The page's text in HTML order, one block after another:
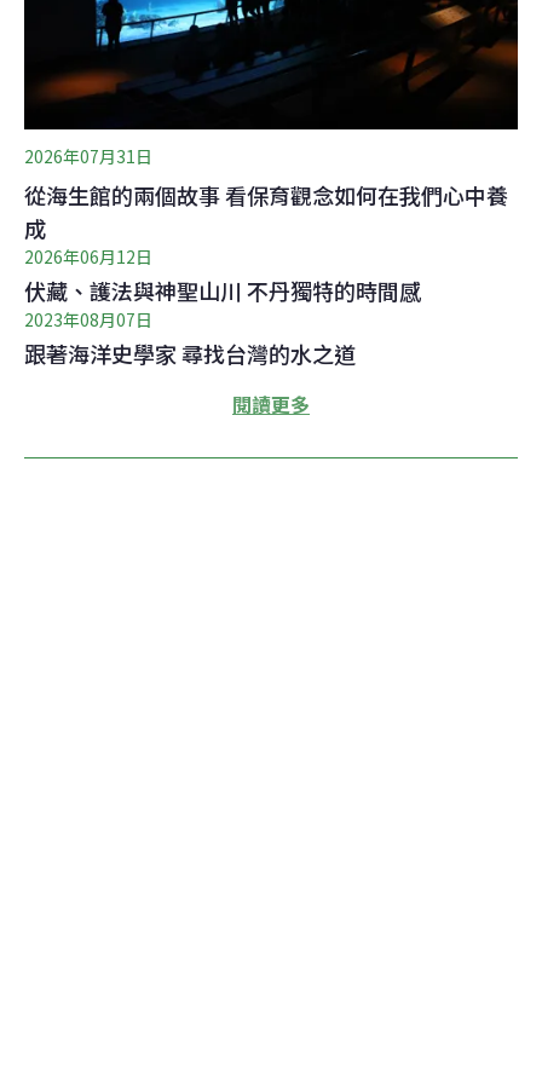
2026年07月31日
從海生館的兩個故事 看保育觀念如何在我們心中養
成
2026年06月12日
伏藏、護法與神聖山川 不丹獨特的時間感
2023年08月07日
跟著海洋史學家 尋找台灣的水之道
閱讀更多